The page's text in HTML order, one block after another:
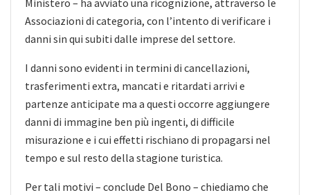
Associazioni di categoria, con l’intento di verificare i
danni sin qui subiti dalle imprese del settore.
I danni sono evidenti in termini di cancellazioni,
trasferimenti extra, mancati e ritardati arrivi e
partenze anticipate ma a questi occorre aggiungere
danni di immagine ben più ingenti, di difficile
misurazione e i cui effetti rischiano di propagarsi nel
tempo e sul resto della stagione turistica.
Per tali motivi – conclude Del Bono – chiediamo che